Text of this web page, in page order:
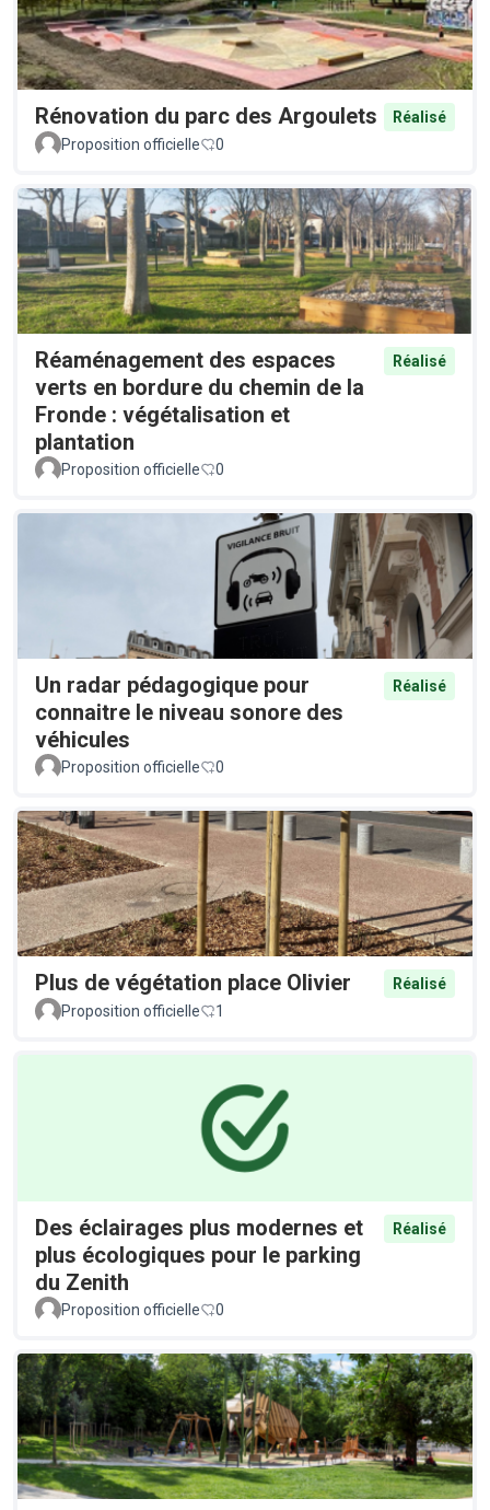
Rénovation du parc des Argoulets
Réalisé
Proposition officielle
0
Réaménagement des espaces
verts en bordure du chemin de la
Fronde : végétalisation et
plantation
Réalisé
Proposition officielle 0
Un radar pédagogique pour
connaitre le niveau sonore des
véhicules
Réalisé
Proposition officielle 0
Plus de végétation place Olivier
Réalisé
Proposition officielle
1
Des éclairages plus modernes et
plus écologiques pour le parking
du Zenith
Réalisé
Proposition officielle 0